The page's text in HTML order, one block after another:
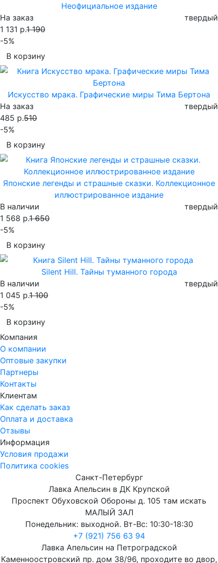
Неофициальное издание
На заказ
твердый
1 131 р.1 190
-5%
В корзину
Искусство мрака. Графические миры Тима Бертона
На заказ
твердый
485 р.510
-5%
В корзину
Японские легенды и страшные сказки. Коллекционное
иллюстрированное издание
В наличии
твердый
1 568 р.1 650
-5%
В корзину
Silent Hill. Тайны туманного города
В наличии
твердый
1 045 р.1 100
-5%
В корзину
Компания
О компании
Оптовые закупки
Партнеры
Контакты
Клиентам
Как сделать заказ
Оплата и доставка
Отзывы
Информация
Условия продажи
Политика cookies
Санкт-Петербург
Лавка Апельсин в ДК Крупской
Проспект Обуховской Обороны д. 105 там искать
МАЛЫЙ ЗАЛ
Понедельник: выходной. Вт-Вс: 10:30-18:30
+7 (921) 756 63 94
Лавка Апельсин на Петроградской
Каменноостровский пр. дом 38/96, проходите во двор,